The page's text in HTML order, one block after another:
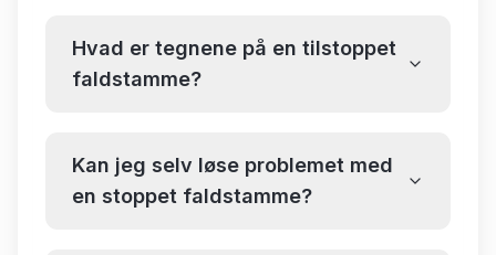
Hvad er tegnene på en tilstoppet
faldstamme?
Kan jeg selv løse problemet med
en stoppet faldstamme?